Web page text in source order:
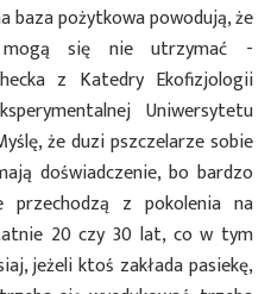
baza pożytkowa powodują, że
mogą się nie utrzymać -
z Katedry Ekofizjologii
Uniwersytetu
że duzi pszczelarze sobie
doświadczenie, bo bardzo
z pokolenia na
20 czy 30 lat, co w tym
jeżeli ktoś zakłada pasiekę,